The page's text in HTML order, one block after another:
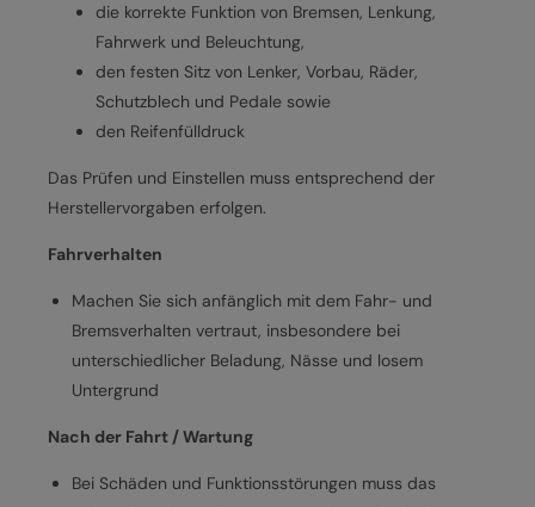
die korrekte Funktion von Bremsen, Lenkung,
Fahrwerk und Beleuchtung,
den festen Sitz von Lenker, Vorbau, Räder,
Schutzblech und Pedale sowie
den Reifenfülldruck
Das Prüfen und Einstellen muss entsprechend der
Herstellervorgaben erfolgen.
Fahrverhalten
Machen Sie sich anfänglich mit dem Fahr- und
Bremsverhalten vertraut, insbesondere bei
unterschiedlicher Beladung, Nässe und losem
Untergrund
Nach der Fahrt / Wartung
Bei Schäden und Funktionsstörungen muss das